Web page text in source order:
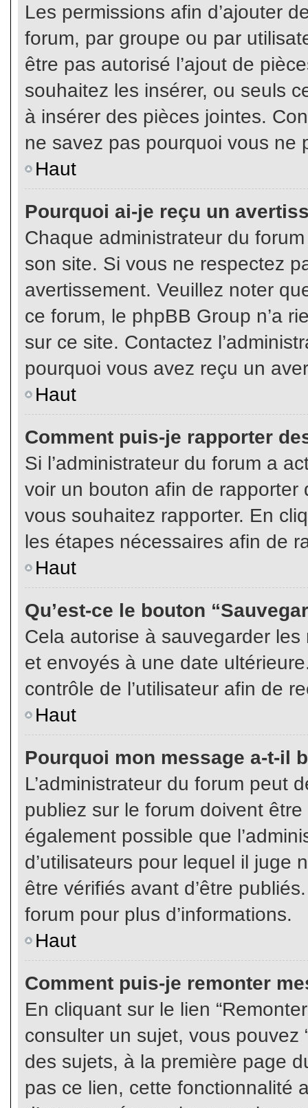
Les permissions afin d’ajouter
forum, par groupe ou par
être pas autorisé l’ajout de
souhaitez les insérer, ou seuls
à insérer des pièces jointes.
ne savez pas pourquoi vous ne
Haut
Pourquoi ai-je reçu un
Chaque administrateur du
son site. Si vous ne respectez
avertissement. Veuillez noter
ce forum, le phpBB Group n’a
sur ce site. Contactez
pourquoi vous avez reçu un
Haut
Comment puis-je rapporter
Si l’administrateur du forum a
voir un bouton afin de
vous souhaitez rapporter. En
les étapes nécessaires afin de
Haut
Qu’est-ce le bouton
Cela autorise à sauvegarder
et envoyés à une date
contrôle de l’utilisateur afin de
Haut
Pourquoi mon message a-t-il
L’administrateur du forum peut
publiez sur le forum doivent
également possible que
d’utilisateurs pour lequel il juge
être vérifiés avant d’être
forum pour plus d’informations.
Haut
Comment puis-je remonter
En cliquant sur le lien
consulter un sujet, vous pouvez
des sujets, à la première page
pas ce lien, cette fonctionnalité